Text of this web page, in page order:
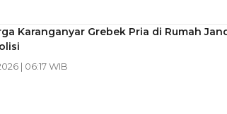
Karanganyar Grebek Pria di Rumah
| 06:17 WIB